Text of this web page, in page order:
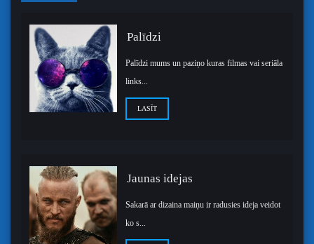
Palīdzi
Palīdzi mums un paziņo kuras filmas vai seriāla
links...
LASĪT
Jaunas idejas
Sakarā ar dizaina maiņu ir radusies ideja veidot
ko s...